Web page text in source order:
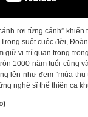
rơi từng cánh” khiến
suốt cuộc đời,
giữ vị trí quan trọng
1000 năm tuổi cũng
lên như đem “mùa thu
nghệ sĩ thể thiện ca